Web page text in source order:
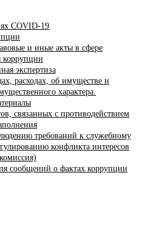
COVID-19
и иные акты в сфере
коррупции
экспертиза
расходах, об имуществе и
характера.
связанных с противодействием
требований к служебному
конфликта интересов
сообщений о фактах коррупции